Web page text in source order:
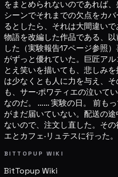
をまとめられないのであれば
シーンでそれまでの欠点をカ
るとしたら、それは大間違い
物語を改編した作品である、
した（実験報告17ページ参照
がずっと優れていた。巨匠ア
とえ笑いを描いても、悲しみ
は少なくとも人に力を与え、
も、サー·ポワティエの泣いて
なのだ。 …… 実験の日。 前も
がまだ届いていない。配送の
ないので、注文し直した。そ
エとカフェ·リュテスに行った
BITTOPUP WIKI
BitTopup Wiki